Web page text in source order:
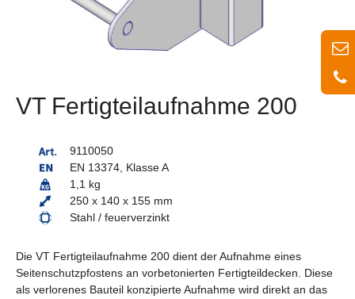
VT Fertigteilaufnahme 200
9110050
EN 13374, Klasse A
1,1 kg
250 x 140 x 155 mm
Stahl / feuerverzinkt
Die VT Fertigteilaufnahme 200 dient der Aufnahme eines
Seitenschutzpfostens an vorbetonierten Fertigteildecken. Diese
als verlorenes Bauteil konzipierte Aufnahme wird direkt an das